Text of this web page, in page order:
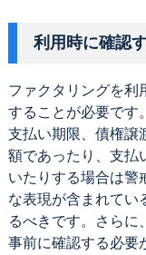
利用時に確認
ファクタリングを利
することが必要です
支払い期限、債権譲
額であったり、支払
いたりする場合は警
な表現が含まれてい
るべきです。さらに
事前に確認する必要